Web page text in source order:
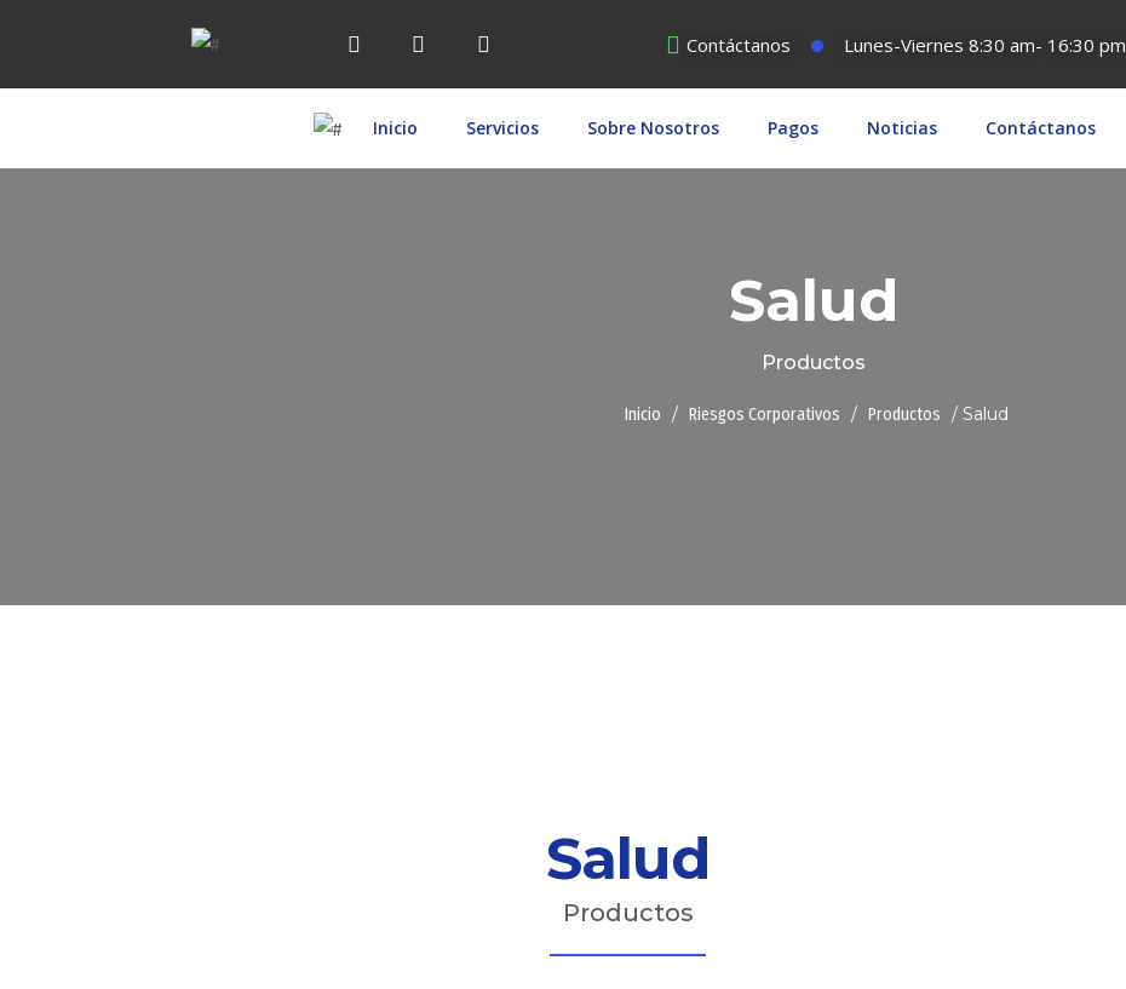
Contáctanos Lunes-Viernes 8:30 am- 16:30 pm
Inicio Servicios Sobre Nosotros Pagos Noticias Contáctanos
Salud
Productos
Inicio / Riesgos Corporativos / Productos / Salud
Salud
Productos